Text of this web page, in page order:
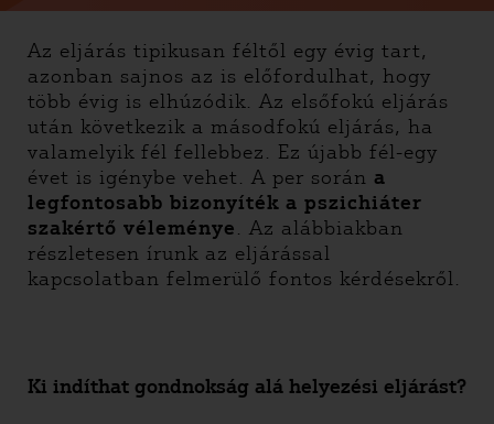
Az eljárás tipikusan féltől egy évig tart,
azonban sajnos az is előfordulhat, hogy
több évig is elhúzódik. Az elsőfokú eljárás
után következik a másodfokú eljárás, ha
valamelyik fél fellebbez. Ez újabb fél-egy
évet is igénybe vehet. A per során a
legfontosabb bizonyíték a pszichiáter
szakértő véleménye. Az alábbiakban
részletesen írunk az eljárással
kapcsolatban felmerülő fontos kérdésekről.
Ki indíthat gondnokság alá helyezési eljárást?